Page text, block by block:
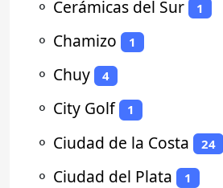
⚬ Cerámicas del Sur 1
⚬ Chamizo 1
⚬ Chuy 4
⚬ City Golf 1
⚬ Ciudad de la Costa 24
⚬ Ciudad del Plata 1